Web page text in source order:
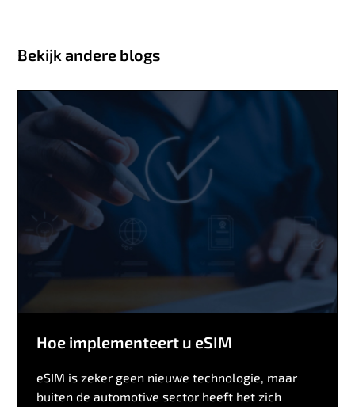
Bekijk andere blogs
Hoe implementeert u eSIM
eSIM is zeker geen nieuwe technologie, maar
buiten de automotive sector heeft het zich